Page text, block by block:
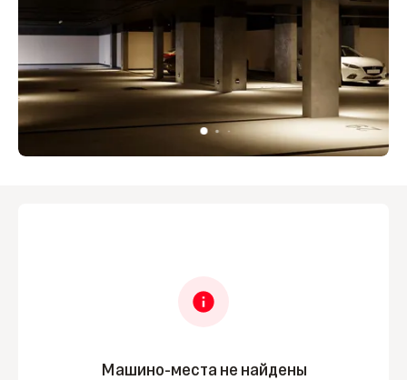
Машино-места не найдены